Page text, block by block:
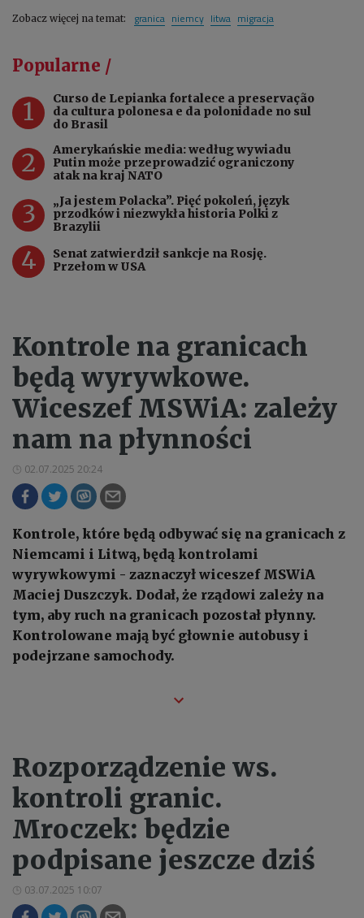
Zobacz więcej na temat: granica niemcy litwa migracja
Popularne /
1
Curso de Lepianka fortalece a preservação
da cultura polonesa e da polonidade no sul
do Brasil
2
Amerykańskie media: według wywiadu
Putin może przeprowadzić ograniczony
atak na kraj NATO
3
„Ja jestem Polacka”. Pięć pokoleń, język
przodków i niezwykła historia Polki z
Brazylii
4
Senat zatwierdził sankcje na Rosję.
Przełom w USA
Kontrole na granicach
będą wyrywkowe.
Wiceszef MSWiA: zależy
nam na płynności
02.07.2025 20:24
Kontrole, które będą odbywać się na granicach z
Niemcami i Litwą, będą kontrolami
wyrywkowymi - zaznaczył wiceszef MSWiA
Maciej Duszczyk. Dodał, że rządowi zależy na
tym, aby ruch na granicach pozostał płynny.
Kontrolowane mają być głownie autobusy i
podejrzane samochody.
Rozporządzenie ws.
kontroli granic.
Mroczek: będzie
podpisane jeszcze dziś
03.07.2025 10:07